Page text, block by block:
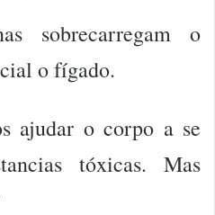
sobrecarregam o
o fígado.
ajudar o corpo a se
tóxicas. Mas